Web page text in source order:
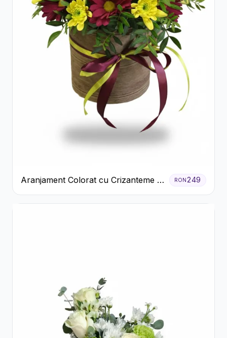
Aranjament Colorat cu Crizanteme în
Cutie Rustică
RON249